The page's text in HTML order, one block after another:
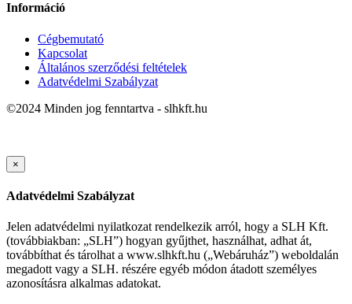
Információ
Cégbemutató
Kapcsolat
Általános szerződési feltételek
Adatvédelmi Szabályzat
©2024 Minden jog fenntartva - slhkft.hu
×
Adatvédelmi Szabályzat
Jelen adatvédelmi nyilatkozat rendelkezik arról, hogy a SLH Kft.
(továbbiakban: „SLH”) hogyan gyűjthet, használhat, adhat át,
továbbíthat és tárolhat a www.slhkft.hu („Webáruház”) weboldalán
megadott vagy a SLH. részére egyéb módon átadott személyes
azonosításra alkalmas adatokat.